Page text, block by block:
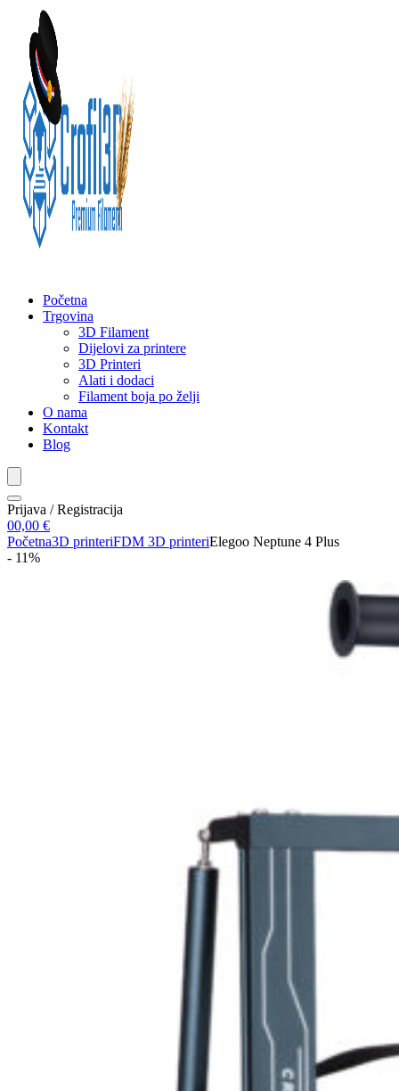
Početna
Trgovina
3D Filament
Dijelovi za printere
3D Printeri
Alati i dodaci
Filament boja po želji
O nama
Kontakt
Blog
Prijava / Registracija
00,00 €
Početna3D printeriFDM 3D printeriElegoo Neptune 4 Plus
- 11%